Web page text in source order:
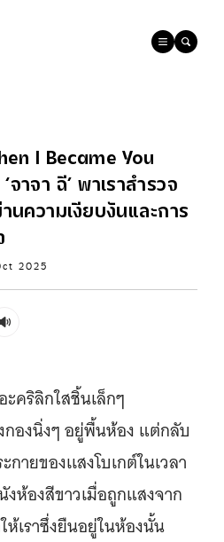
I Became You
าจา ฉี’ พาเราสำรวจ
นความเงียบงันและการ
2025
คริลิกใสชิ้นเล็กๆ
องนิ่งๆ อยู่พื้นห้อง แต่กลับ
ายของเเสงโบเกต์ในเวลา
ห้องสีขาวเมื่อถูกแสงจาก
เราซึ่งยืนอยู่ในห้องนั้น